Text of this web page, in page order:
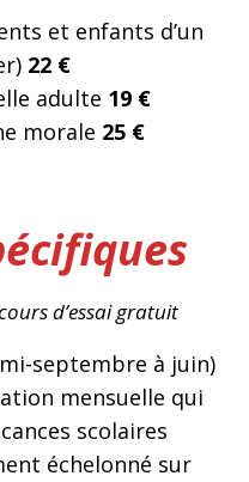
et enfants d’un
22 €
adulte 19 €
morale 25 €
d’essai gratuit
septembre à juin)
mensuelle qui
scolaires
échelonné sur